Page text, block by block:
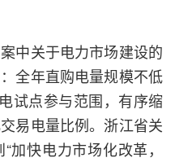
关于电力市场建设的
全年直购电量规模不低
试点参与范围，有序缩
易电量比例。浙江省关
加快电力市场化改革，